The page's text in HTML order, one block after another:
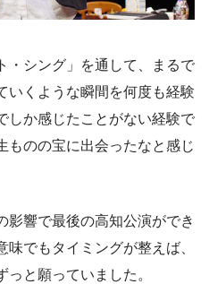
・シング」を通して、まるで
いくような瞬間を何度も経験
しか感じたことがない経験で
ものの宝に出会ったなと感じ
影響で最後の高知公演ができ
でもタイミングが整えば、
と願っていました。